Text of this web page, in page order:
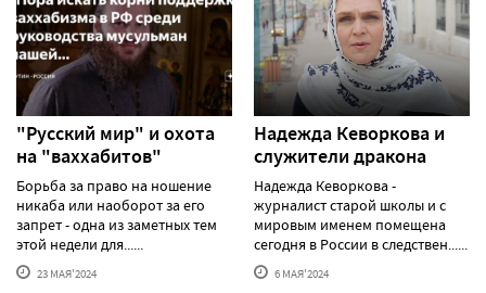
"Русский мир" и охота
на "ваххабитов"
Борьба за право на ношение
никаба или наоборот за его
запрет - одна из заметных тем
этой недели для......
23 МАЯ'2024
Надежда Кеворкова и
служители дракона
Надежда Кеворкова -
журналист старой школы и с
мировым именем помещена
сегодня в России в следствен......
6 МАЯ'2024